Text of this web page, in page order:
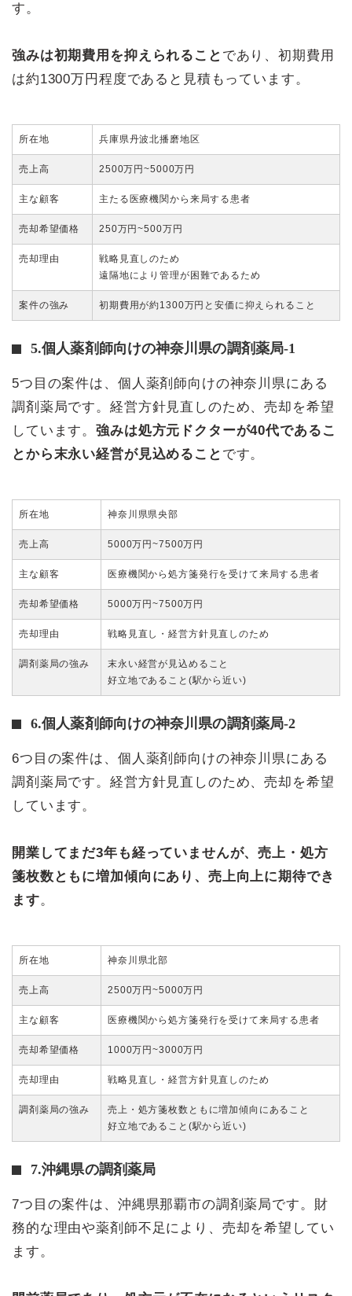
す。
強みは初期費用を抑えられること であり、初期費用
は約1300万円程度であると見積もっています。
所在地 兵庫県丹波北播磨地区
売上高 2500万円~5000万円
主な顧客 主たる医療機関から来局する患者
売却希望価格 250万円~500万円
売却理由
戦略見直しのため
遠隔地により管理が困難であるため
案件の強み 初期費用が約1300万円と安価に抑えられること
5.個人薬剤師向けの神奈川県の調剤薬局-1
5つ目の案件は、個人薬剤師向けの神奈川県にある
調剤薬局です。経営方針見直しのため、売却を希望
しています。強みは処方元ドクターが40代であるこ
とから末永い経営が見込めること です。
所在地 神奈川県県央部
売上高 5000万円~7500万円
主な顧客 医療機関から処方箋発行を受けて来局する患者
売却希望価格 5000万円~7500万円
売却理由 戦略見直し・経営方針見直しのため
調剤薬局の強み
末永い経営が見込めること
好立地であること(駅から近い)
6.個人薬剤師向けの神奈川県の調剤薬局-2
6つ目の案件は、個人薬剤師向けの神奈川県にある
調剤薬局です。経営方針見直しのため、売却を希望
しています。
開業してまだ3年も経っていませんが、売上・処方
箋枚数ともに増加傾向にあり、売上向上に期待でき
ます。
所在地 神奈川県北部
売上高 2500万円~5000万円
主な顧客 医療機関から処方箋発行を受けて来局する患者
売却希望価格 1000万円~3000万円
売却理由 戦略見直し・経営方針見直しのため
調剤薬局の強み
売上・処方箋枚数ともに増加傾向にあること
好立地であること(駅から近い)
7.沖縄県の調剤薬局
7つ目の案件は、沖縄県那覇市の調剤薬局です。財
務的な理由や薬剤師不足により、売却を希望してい
ます。